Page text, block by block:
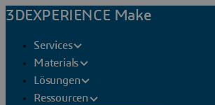
3DEXPERIENCE Make
Services
Materials
Lösungen
Ressourcen